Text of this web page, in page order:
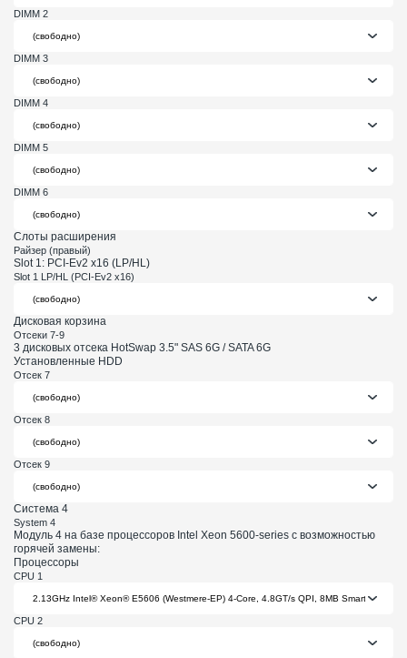
DIMM 2
DIMM 3
DIMM 4
DIMM 5
DIMM 6
Слоты расширения
Райзер (правый)
Slot 1: PCI-Ev2 x16 (LP/HL)
Slot 1 LP/HL (PCI-Ev2 x16)
Дисковая корзина
Отсеки 7-9
3 дисковых отсека HotSwap 3.5" SAS 6G / SATA 6G
Установленные HDD
Отсек 7
Отсек 8
Отсек 9
Система 4
System 4
Модуль 4 на базе процессоров Intel Xeon 5600-series с возможностью
горячей замены:
Процессоры
CPU 1
CPU 2